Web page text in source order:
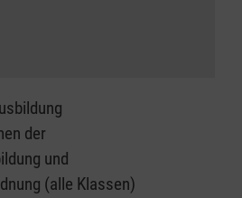
der
und
(alle Klassen)